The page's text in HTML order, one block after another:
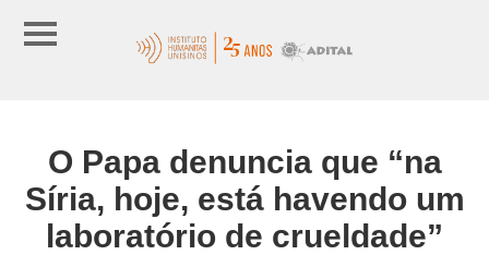
O Papa denuncia que “na
Síria, hoje, está havendo um
laboratório de crueldade”